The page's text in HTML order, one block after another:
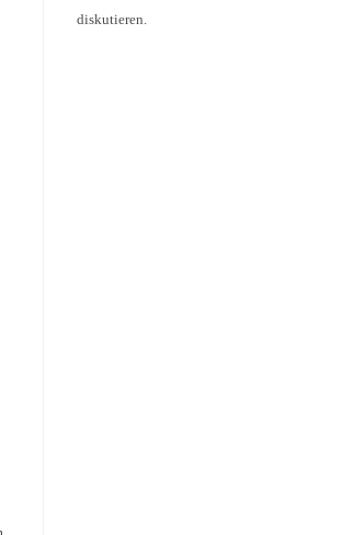
diskutieren.